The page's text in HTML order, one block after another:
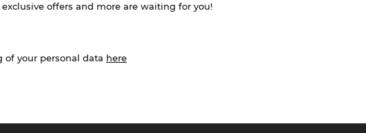
offers and more are waiting for you!
your personal data here